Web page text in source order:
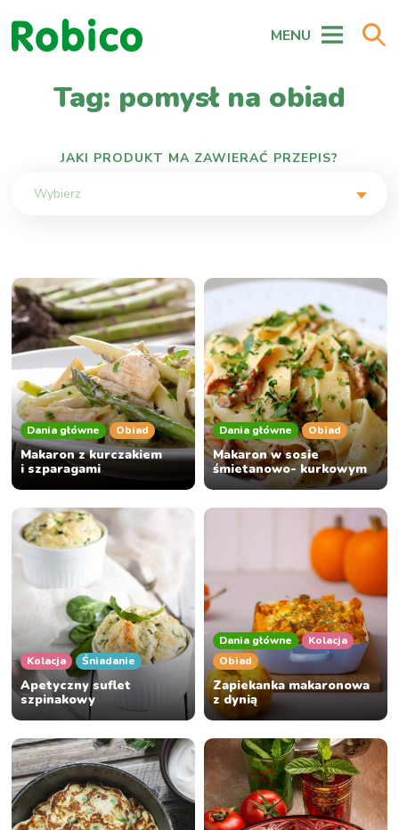
MENU
Tag: pomysł na obiad
JAKI PRODUKT MA ZAWIERAĆ PRZEPIS?
Wybierz
Dania główne Obiad
Makaron z kurczakiem
i szparagami
Dania główne Obiad
Makaron w sosie
śmietanowo- kurkowym
Kolacja Śniadanie
Apetyczny suflet
szpinakowy
Dania główne
Kolacja
Obiad
Zapiekanka makaronowa
z dynią